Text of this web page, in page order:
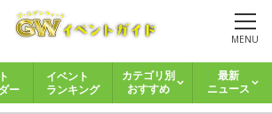
MENU
ー
イベント
ランキング
カテゴリ別
おすすめ
最新
ニュース